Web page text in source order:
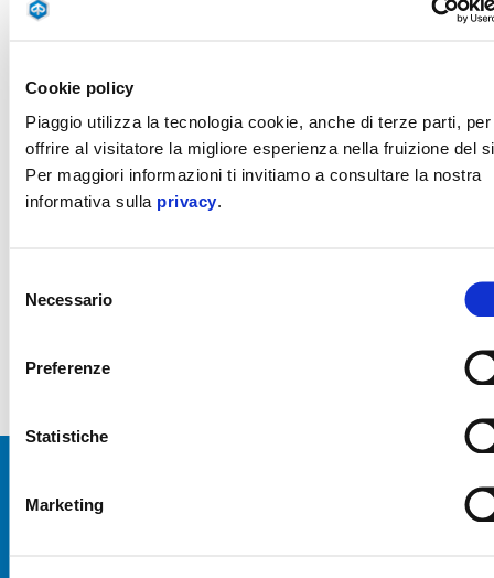
Cookie policy
Piaggio utilizza la tecnologia cookie, anche di terze parti, per
offrire al visitatore la migliore esperienza nella fruizione del
Per maggiori informazioni ti invitiamo a consultare la nostra
informativa sulla privacy.
delNecessario
Preferenze
Statistiche
Marketing
Scopri il mondo Piaggio con la nostra gamma prodotti, gli
accessori originali ed i servizi di assistenza.